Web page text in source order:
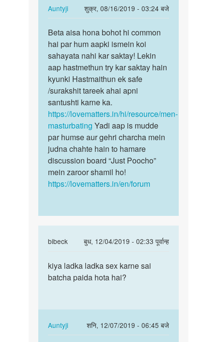
aur
by
Dev
Auntyji
शुक्र, 08/16/2019 - 03:24 बजे
In
reply
to
Mujhe
mard
ka
ling
dekhkar…
by
Sanjai
Beta
aisa
hona
bohot
hi…
Beta aisa hona bohot hi common
hai par hum aapki ismein koi
sahayata nahi kar saktay! Lekin
aap hastmethun try kar saktay hain
kyunki Hastmaithun ek safe
/surakshit tareek ahai apni
santushti karne ka.
https://lovematters.in/hi/resource/men-
masturbating Yadi aap is mudde
par humse aur gehri charcha mein
judna chahte hain to hamare
discussion board “Just Poocho”
mein zaroor shamil ho!
https://lovematters.in/en/forum
bibeck
बुध, 12/04/2019 - 02:33 पूर्वान्ह
to
Muje
pasand
by
Nency
kiya
ladka
karne…
kiya ladka ladka sex karne sai
batcha paida hota hai?
Auntyji
शनि, 12/07/2019 - 06:45 बजे
In
reply